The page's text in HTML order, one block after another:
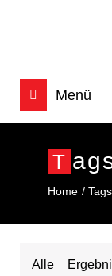
T
Home Tags
Alle